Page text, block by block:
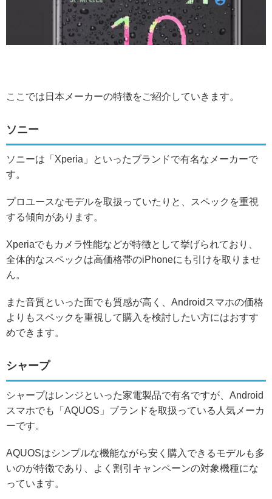
ここでは日本メーカーの特徴をご紹介していきます。
ソニー
ソニーは「Xperia」といったブランドで有名なメーカーで
す。
プロユースなモデルを取扱っていたりと、スペックを重視
する傾向があります。
Xperiaでもカメラ性能などが特徴として挙げられており、
全体的なスペックは高価格帯のiPhoneにも引けを取りませ
ん。
また音質といった面でも質感が高く、Androidスマホの価格
よりもスペックを重視して購入を検討したい方にはおすす
めできます。
シャープ
シャープはレンジといった家電製品で有名ですが、Android
スマホでも「AQUOS」ブランドを取扱っている人気メーカ
ーです。
AQUOSはシンプルな機能ながら安く購入できるモデルも多
いのが特徴であり、よく割引キャンペーンの対象機種にな
っています。